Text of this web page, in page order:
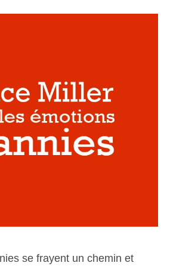
se frayent un chemin et